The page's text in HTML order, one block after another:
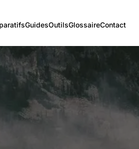
GuidesOutilsGlossaireContact